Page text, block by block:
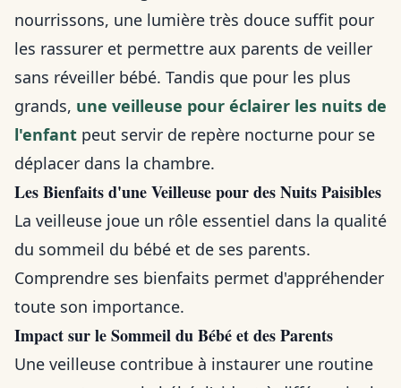
nourrissons, une lumière très douce suffit pour
les rassurer et permettre aux parents de veiller
sans réveiller bébé. Tandis que pour les plus
grands, une veilleuse pour éclairer les nuits de
l'enfant peut servir de repère nocturne pour se
déplacer dans la chambre.
Les Bienfaits d'une Veilleuse pour des Nuits Paisibles
La veilleuse joue un rôle essentiel dans la qualité
du sommeil du bébé et de ses parents.
Comprendre ses bienfaits permet d'appréhender
toute son importance.
Impact sur le Sommeil du Bébé et des Parents
Une veilleuse contribue à instaurer une routine